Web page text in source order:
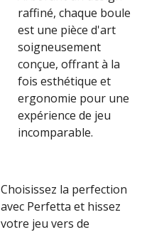
raffiné, chaque boule
est une pièce d'art
soigneusement
conçue, offrant à la
fois esthétique et
ergonomie pour une
expérience de jeu
incomparable.
Choisissez la perfection
avec Perfetta et hissez
votre jeu vers de